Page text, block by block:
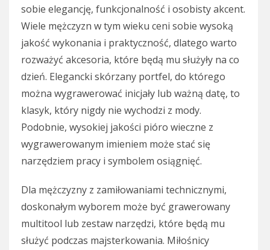
sobie elegancję, funkcjonalność i osobisty akcent.
Wiele mężczyzn w tym wieku ceni sobie wysoką
jakość wykonania i praktyczność, dlatego warto
rozważyć akcesoria, które będą mu służyły na co
dzień. Elegancki skórzany portfel, do którego
można wygrawerować inicjały lub ważną datę, to
klasyk, który nigdy nie wychodzi z mody.
Podobnie, wysokiej jakości pióro wieczne z
wygrawerowanym imieniem może stać się
narzędziem pracy i symbolem osiągnięć.
Dla mężczyzny z zamiłowaniami technicznymi,
doskonałym wyborem może być grawerowany
multitool lub zestaw narzędzi, które będą mu
służyć podczas majsterkowania. Miłośnicy